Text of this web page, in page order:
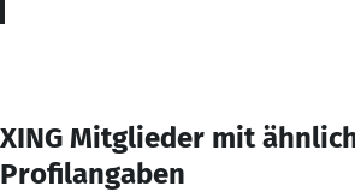
XING Mitglieder mit
Profilangaben